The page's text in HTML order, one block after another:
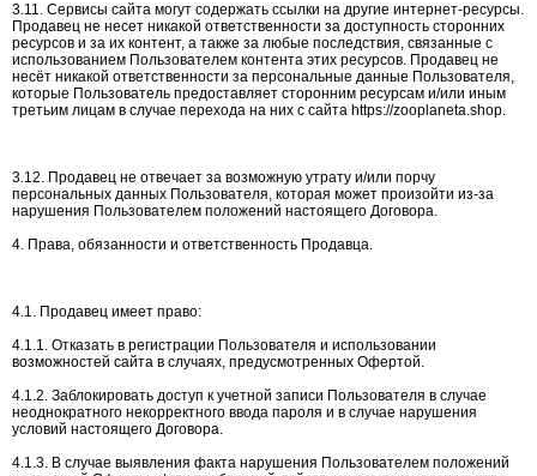
3.11. Сервисы сайта могут содержать ссылки на другие интернет-ресурсы.
Продавец не несет никакой ответственности за доступность сторонних
ресурсов и за их контент, а также за любые последствия, связанные с
использованием Пользователем контента этих ресурсов. Продавец не
несёт никакой ответственности за персональные данные Пользователя,
которые Пользователь предоставляет сторонним ресурсам и/или иным
третьим лицам в случае перехода на них с сайта https://zooplaneta.shop.
3.12. Продавец не отвечает за возможную утрату и/или порчу
персональных данных Пользователя, которая может произойти из-за
нарушения Пользователем положений настоящего Договора.
4. Права, обязанности и ответственность Продавца.
4.1. Продавец имеет право:
4.1.1. Отказать в регистрации Пользователя и использовании
возможностей сайта в случаях, предусмотренных Офертой.
4.1.2. Заблокировать доступ к учетной записи Пользователя в случае
неоднократного некорректного ввода пароля и в случае нарушения
условий настоящего Договора.
4.1.3. В случае выявления факта нарушения Пользователем положений